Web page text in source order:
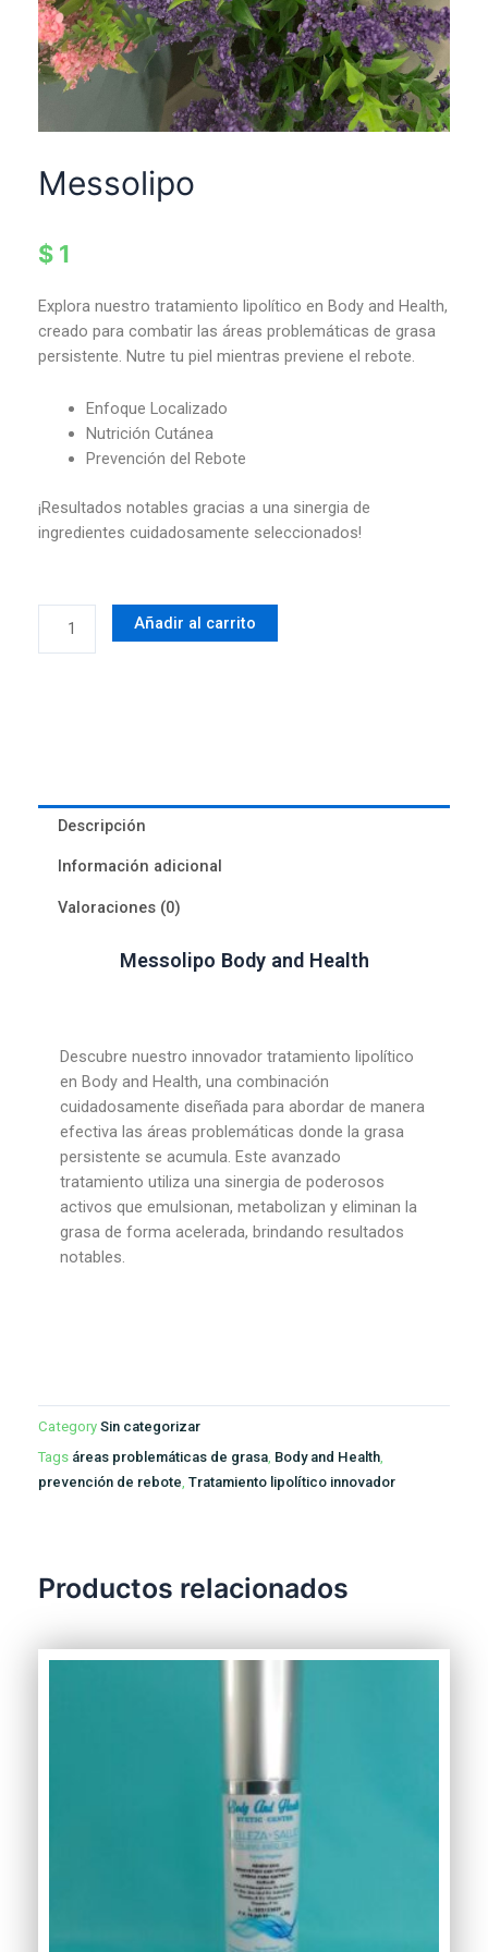
Messolipo
$ 1
Explora nuestro tratamiento lipolítico en Body and Health,
creado para combatir las áreas problemáticas de grasa
persistente. Nutre tu piel mientras previene el rebote.
Enfoque Localizado
Nutrición Cutánea
Prevención del Rebote
¡Resultados notables gracias a una sinergia de
ingredientes cuidadosamente seleccionados!
Messolipo
cantidad
Añadir al carrito
Descripción
Información adicional
Valoraciones (0)
Messolipo Body and Health
Descubre nuestro innovador tratamiento lipolítico
en Body and Health, una combinación
cuidadosamente diseñada para abordar de manera
efectiva las áreas problemáticas donde la grasa
persistente se acumula. Este avanzado
tratamiento utiliza una sinergia de poderosos
activos que emulsionan, metabolizan y eliminan la
grasa de forma acelerada, brindando resultados
notables.
Category Sin categorizar
Tags áreas problemáticas de grasa Body and Health
prevención de rebote Tratamiento lipolítico innovador
Productos relacionados